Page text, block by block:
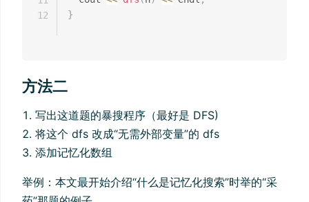
}
12
方法二
写出这道题的暴搜程序（最好是 DFS)
将这个 dfs 改成“无需外部变量”的 dfs
添加记忆化数组
举例：本文最开始介绍“什么是记忆化搜索”时举的“采